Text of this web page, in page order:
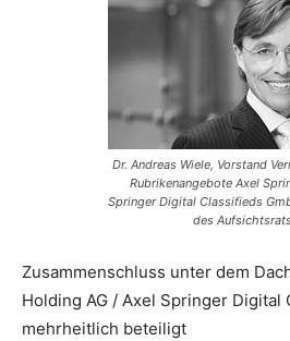
Dr. Andreas Wiele, Vorstand
Rubrikenangebote Axel
Springer Digital Classifieds
des
Zusammenschluss unter dem
Holding AG / Axel Springer Digital
mehrheitlich beteiligt